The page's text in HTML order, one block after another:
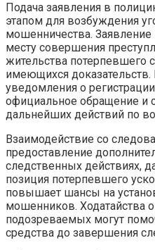
Подача заявления в
этапом для возбуждения
мошенничества. Заявление
месту совершения
жительства потерпевшего
имеющихся доказательств.
уведомления о
официальное обращение и
дальнейших действий по
Взаимодействие со
предоставление
следственных действиях,
позиция потерпевшего
повышает шансы на
мошенников. Ходатайства
подозреваемых могут
средства до завершения